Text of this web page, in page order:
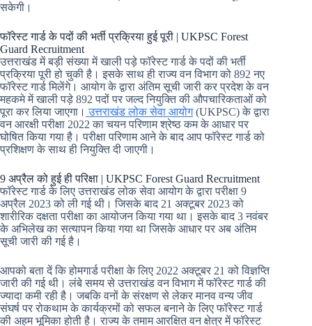
सकेगी।
फॉरेस्ट गार्ड के पदों की भर्ती प्रक्रिया हुई पूरी | UKPSC Forest
Guard Recruitment
उत्तराखंड में बड़ी संख्या में खाली पड़े फॉरेस्ट गार्ड के पदों की भर्ती
प्रक्रिया पूरी हो चुकी है। इसके साथ ही राज्य वन विभाग को 892 नए
फॉरेस्ट गार्ड मिलेंगे। आयोग के द्वारा अंतिम सूची जारी कर प्रदेश के वन
महकमे में खाली पड़े 892 पदों पर जल्द नियुक्ति की औपचारिकताओं को
पूरा कर लिया जाएगा। उत्तराखंड लोक सेवा आयोग(UKPSC) के द्वारा
वन आरक्षी परीक्षा 2022 का चयन परिणाम श्रेष्ठ कम के आधार पर
घोषित किया गया है। परीक्षा परिणाम आने के बाद आप फॉरेस्ट गार्ड को
प्रशिक्षण के साथ ही नियुक्ति दी जाएगी।
9 अप्रैल को हुई ही परिक्षा | UKPSC Forest Guard Recruitment
फॉरेस्ट गार्ड के लिए उत्तराखंड लोक सेवा आयोग के द्वारा परीक्षा 9
अप्रैल 2023 को ली गई थी। जिसके बाद 21 अक्टूबर 2023 को
शारीरिक दक्षता परीक्षा का आयोजन किया गया था। इसके बाद 3 नवंबर
के अभिलेख का सत्यापन किया गया था जिसके आधार पर अब अंतिम
सूची जारी की गई है।
आपको बता दें कि होमगार्ड परीक्षा के लिए 2022 अक्टूबर 21 को विज्ञप्ति
जारी की गई थी। लंबे समय से उत्तराखंड वन विभाग में फॉरेस्ट गार्ड की
ज्यादा कमी रही है। जबकि वनों के संरक्षण से लेकर मानव वन्य जीव
संघर्ष पर रोकथाम के कार्यक्रमों को सफल बनाने के लिए फॉरेस्ट गार्ड
की अहम भूमिका होती है। राज्य के तमाम आरक्षित वन क्षेत्र में फॉरेस्ट